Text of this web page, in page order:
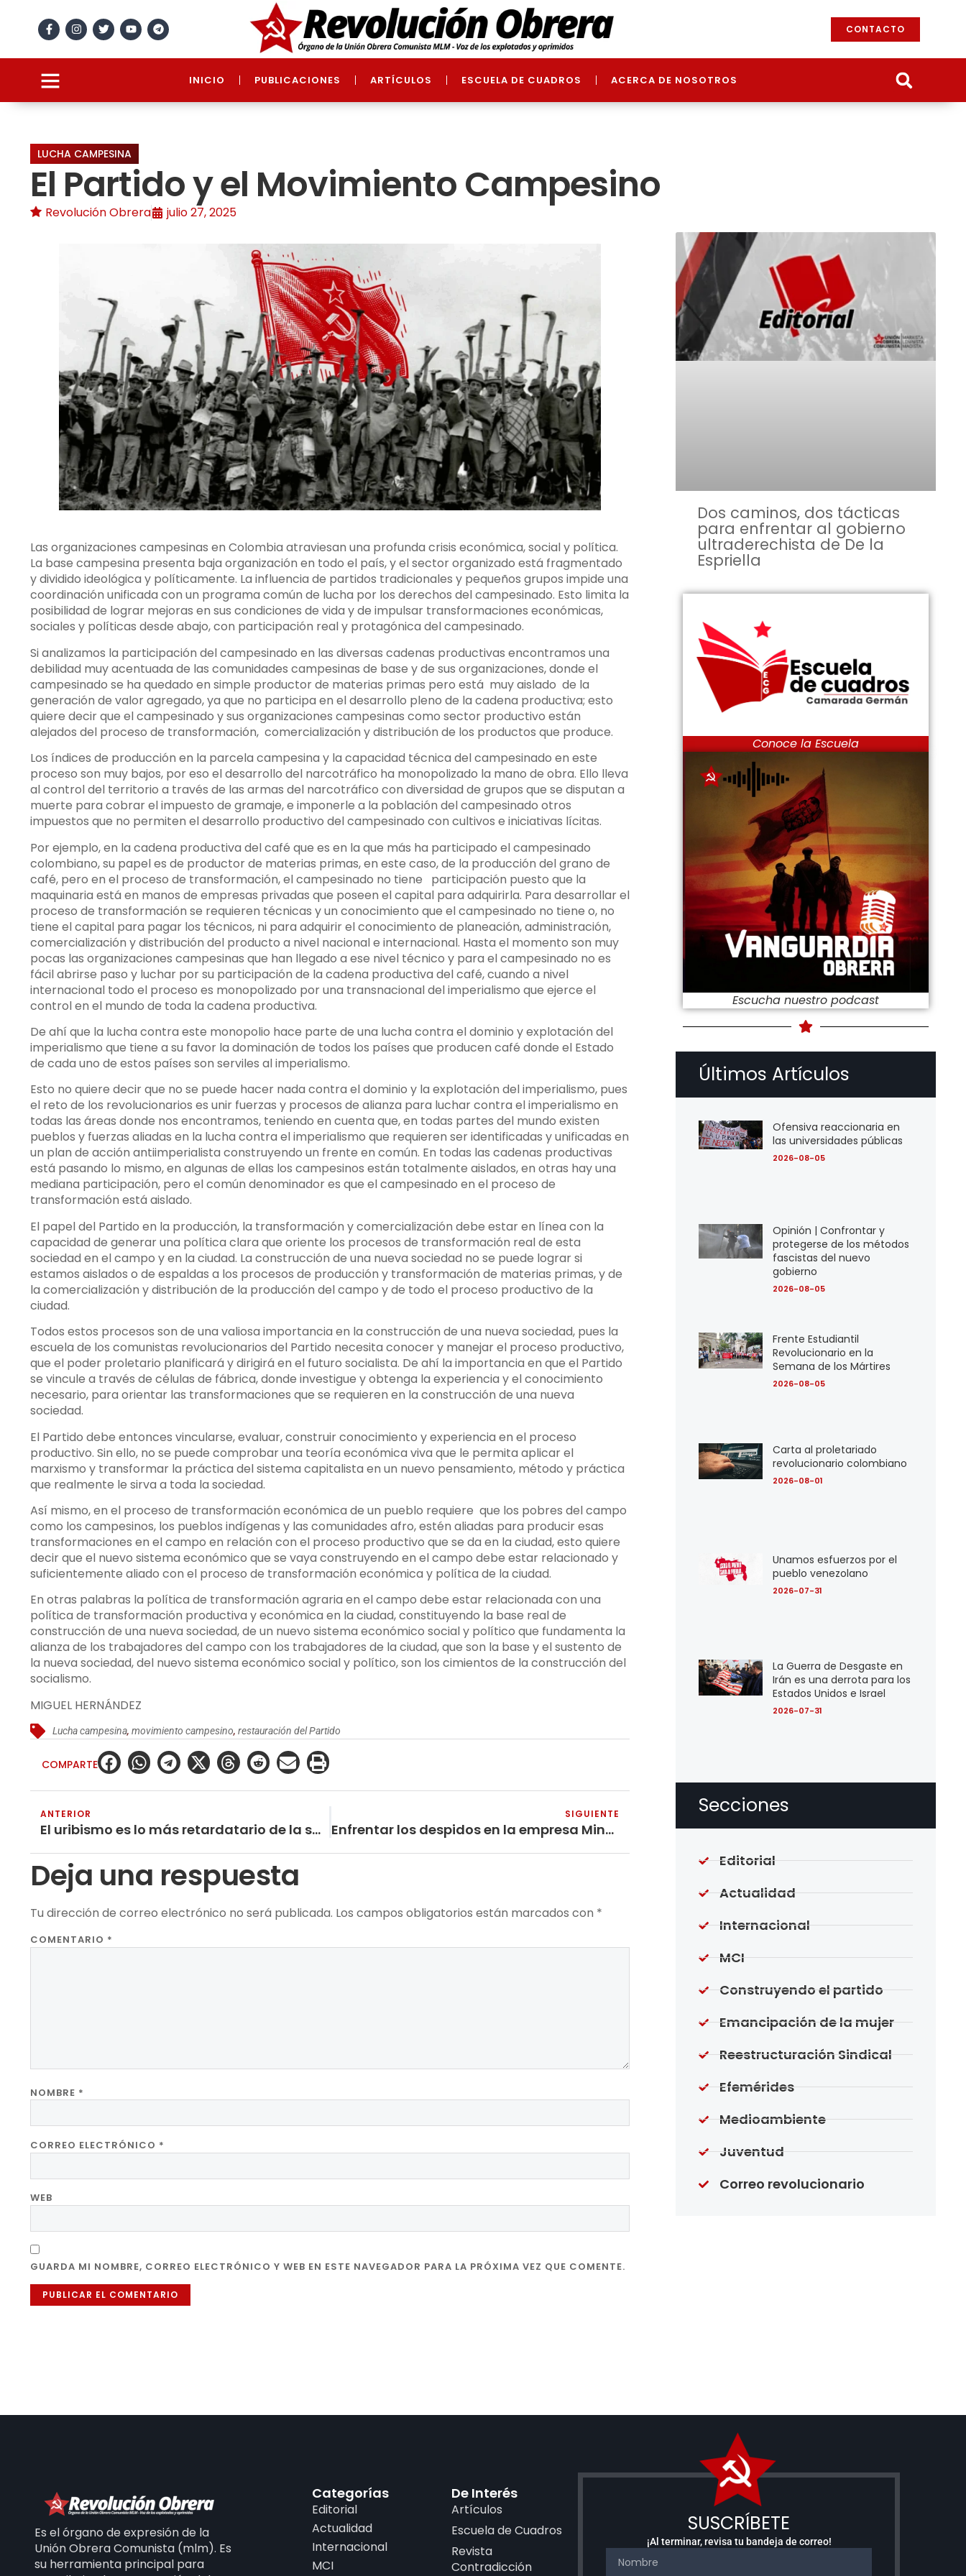
CONTACTO
INICIO PUBLICACIONES ARTÍCULOS ESCUELA DE CUADROS ACERCA DE NOSOTROS
LUCHA CAMPESINA
El Partido y el Movimiento Campesino
Revolución Obrera julio 27, 2025
Las organizaciones campesinas en Colombia atraviesan una profunda crisis económica, social y política.
La base campesina presenta baja organización en todo el país, y el sector organizado está fragmentado
y dividido ideológica y políticamente. La influencia de partidos tradicionales y pequeños grupos impide una
coordinación unificada con un programa común de lucha por los derechos del campesinado. Esto limita la
posibilidad de lograr mejoras en sus condiciones de vida y de impulsar transformaciones económicas,
sociales y políticas desde abajo, con participación real y protagónica del campesinado.
Si analizamos la participación del campesinado en las diversas cadenas productivas encontramos una
debilidad muy acentuada de las comunidades campesinas de base y de sus organizaciones, donde el
campesinado se ha quedado en simple productor de materias primas pero está muy aislado de la
generación de valor agregado, ya que no participa en el desarrollo pleno de la cadena productiva; esto
quiere decir que el campesinado y sus organizaciones campesinas como sector productivo están
alejados del proceso de transformación, comercialización y distribución de los productos que produce.
Los índices de producción en la parcela campesina y la capacidad técnica del campesinado en este
proceso son muy bajos, por eso el desarrollo del narcotráfico ha monopolizado la mano de obra. Ello lleva
al control del territorio a través de las armas del narcotráfico con diversidad de grupos que se disputan a
muerte para cobrar el impuesto de gramaje, e imponerle a la población del campesinado otros
impuestos que no permiten el desarrollo productivo del campesinado con cultivos e iniciativas lícitas.
Por ejemplo, en la cadena productiva del café que es en la que más ha participado el campesinado
colombiano, su papel es de productor de materias primas, en este caso, de la producción del grano de
café, pero en el proceso de transformación, el campesinado no tiene participación puesto que la
maquinaria está en manos de empresas privadas que poseen el capital para adquirirla. Para desarrollar el
proceso de transformación se requieren técnicas y un conocimiento que el campesinado no tiene o, no
tiene el capital para pagar los técnicos, ni para adquirir el conocimiento de planeación, administración,
comercialización y distribución del producto a nivel nacional e internacional. Hasta el momento son muy
pocas las organizaciones campesinas que han llegado a ese nivel técnico y para el campesinado no es
fácil abrirse paso y luchar por su participación de la cadena productiva del café, cuando a nivel
internacional todo el proceso es monopolizado por una transnacional del imperialismo que ejerce el
control en el mundo de toda la cadena productiva.
De ahí que la lucha contra este monopolio hace parte de una lucha contra el dominio y explotación del
imperialismo que tiene a su favor la dominación de todos los países que producen café donde el Estado
de cada uno de estos países son serviles al imperialismo.
Esto no quiere decir que no se puede hacer nada contra el dominio y la explotación del imperialismo, pues
el reto de los revolucionarios es unir fuerzas y procesos de alianza para luchar contra el imperialismo en
todas las áreas donde nos encontramos, teniendo en cuenta que, en todas partes del mundo existen
pueblos y fuerzas aliadas en la lucha contra el imperialismo que requieren ser identificadas y unificadas en
un plan de acción antiimperialista construyendo un frente en común. En todas las cadenas productivas
está pasando lo mismo, en algunas de ellas los campesinos están totalmente aislados, en otras hay una
mediana participación, pero el común denominador es que el campesinado en el proceso de
transformación está aislado.
El papel del Partido en la producción, la transformación y comercialización debe estar en línea con la
capacidad de generar una política clara que oriente los procesos de transformación real de esta
sociedad en el campo y en la ciudad. La construcción de una nueva sociedad no se puede lograr si
estamos aislados o de espaldas a los procesos de producción y transformación de materias primas, y de
la comercialización y distribución de la producción del campo y de todo el proceso productivo de la
ciudad.
Todos estos procesos son de una valiosa importancia en la construcción de una nueva sociedad, pues la
escuela de los comunistas revolucionarios del Partido necesita conocer y manejar el proceso productivo,
que el poder proletario planificará y dirigirá en el futuro socialista. De ahí la importancia en que el Partido
se vincule a través de células de fábrica, donde investigue y obtenga la experiencia y el conocimiento
necesario, para orientar las transformaciones que se requieren en la construcción de una nueva
sociedad.
El Partido debe entonces vincularse, evaluar, construir conocimiento y experiencia en el proceso
productivo. Sin ello, no se puede comprobar una teoría económica viva que le permita aplicar el
marxismo y transformar la práctica del sistema capitalista en un nuevo pensamiento, método y práctica
que realmente le sirva a toda la sociedad.
Así mismo, en el proceso de transformación económica de un pueblo requiere que los pobres del campo
como los campesinos, los pueblos indígenas y las comunidades afro, estén aliadas para producir esas
transformaciones en el campo en relación con el proceso productivo que se da en la ciudad, esto quiere
decir que el nuevo sistema económico que se vaya construyendo en el campo debe estar relacionado y
suficientemente aliado con el proceso de transformación económica y política de la ciudad.
En otras palabras la política de transformación agraria en el campo debe estar relacionada con una
política de transformación productiva y económica en la ciudad, constituyendo la base real de
construcción de una nueva sociedad, de un nuevo sistema económico social y político que fundamenta la
alianza de los trabajadores del campo con los trabajadores de la ciudad, que son la base y el sustento de
la nueva sociedad, del nuevo sistema económico social y político, son los cimientos de la construcción del
socialismo.
MIGUEL HERNÁNDEZ
Lucha campesina,movimiento campesino,restauración del Partido
COMPARTE
ANTERIOR
El uribismo es lo más retardatario de la sociedad colombiana
SIGUIENTE
Enfrentar los despidos en la empresa Minera El Roble
Deja una respuesta
Tu dirección de correo electrónico no será publicada. Los campos obligatorios están marcados con *
COMENTARIO *
NOMBRE *
CORREO ELECTRÓNICO *
WEB
GUARDA MI NOMBRE, CORREO ELECTRÓNICO Y WEB EN ESTE NAVEGADOR PARA LA PRÓXIMA VEZ QUE COMENTE.
Dos caminos, dos tácticas
para enfrentar al gobierno
ultraderechista de De la
Espriella
Conoce la Escuela
Escucha nuestro podcast
Últimos Artículos
Ofensiva reaccionaria en
las universidades públicas
2026-08-05
Opinión | Confrontar y
protegerse de los métodos
fascistas del nuevo
gobierno
2026-08-05
Frente Estudiantil
Revolucionario en la
Semana de los Mártires
2026-08-05
Carta al proletariado
revolucionario colombiano
2026-08-01
Unamos esfuerzos por el
pueblo venezolano
2026-07-31
La Guerra de Desgaste en
Irán es una derrota para los
Estados Unidos e Israel
2026-07-31
Secciones
Editorial
Actualidad
Internacional
MCI
Construyendo el partido
Emancipación de la mujer
Reestructuración Sindical
Efemérides
Medioambiente
Juventud
Correo revolucionario
Es el órgano de expresión de la
Unión Obrera Comunista (mlm). Es
su herramienta principal para
Categorías
Editorial
Actualidad
Internacional
MCI
De Interés
Artículos
Escuela de Cuadros
Revista
Contradicción
SUSCRÍBETE
¡Al terminar, revisa tu bandeja de correo!